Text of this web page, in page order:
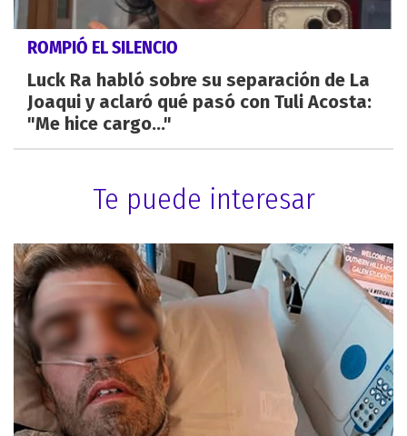
ROMPIÓ EL SILENCIO
Luck Ra habló sobre su separación de La
Joaqui y aclaró qué pasó con Tuli Acosta:
"Me hice cargo..."
Te puede interesar